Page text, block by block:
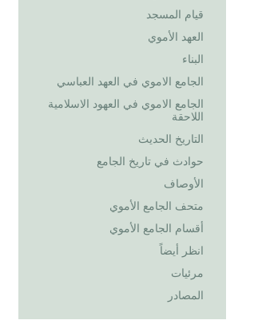
قيام المسجد
العهد الأموي
البناء
الجامع الاموي في العهد العباسي
الجامع الاموي في العهود الاسلامية
اللاحقة
التاريخ الحديث
حوادث في تاريخ الجامع
الأوصاف
متحف الجامع الأموي
أقسام الجامع الأموي
انظر أيضاً
مرئيات
المصادر